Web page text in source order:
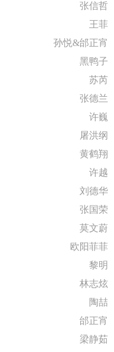
张信哲
王菲
孙悦&邰正宵
黑鸭子
苏芮
张德兰
许巍
屠洪纲
黄鹤翔
许越
刘德华
张国荣
莫文蔚
欧阳菲菲
黎明
林志炫
陶喆
邰正宵
梁静茹